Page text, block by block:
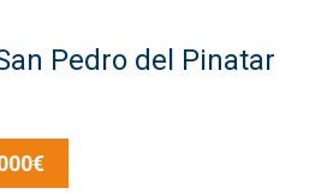
Pedro del Pinatar